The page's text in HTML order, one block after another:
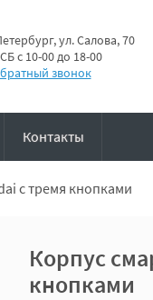
ул. Салова, 70
с 10-00 до 18-00
звонок
Контакты
с тремя кнопками
Корпус
кнопками